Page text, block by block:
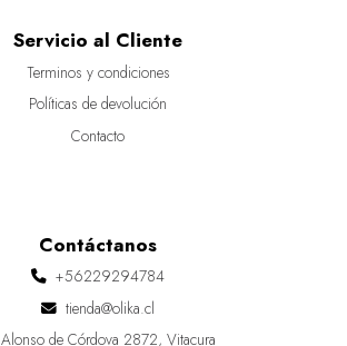
Servicio al Cliente
Terminos y condiciones
Políticas de devolución
Contacto
Contáctanos
+56229294784
tienda@olika.cl
Alonso de Córdova 2872, Vitacura